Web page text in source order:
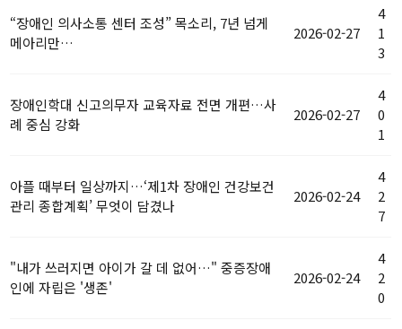
“장애인 의사소통 센터 조성” 목소리, 7년 넘게
메아리만…
2026-02-27
4
1
3
장애인학대 신고의무자 교육자료 전면 개편…사
례 중심 강화
2026-02-27
4
0
1
아플 때부터 일상까지…‘제1차 장애인 건강보건
관리 종합계획’ 무엇이 담겼나
2026-02-24
4
2
7
"내가 쓰러지면 아이가 갈 데 없어…" 중증장애
인에 자립은 '생존'
2026-02-24
4
2
0